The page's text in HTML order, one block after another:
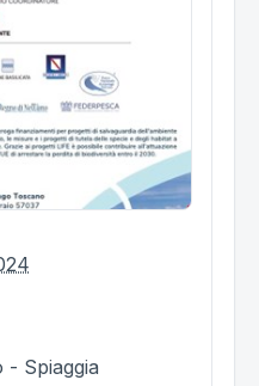
Spiaggia